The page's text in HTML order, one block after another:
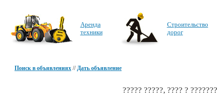
Аренда
техники
Строительство
дорог
Поиск в объявлениях //Дать объявление
????? ?????, ???? ? ???????